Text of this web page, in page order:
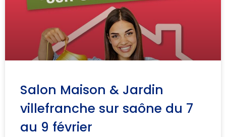
Salon Maison & Jardin
villefranche sur saône du 7
au 9 février